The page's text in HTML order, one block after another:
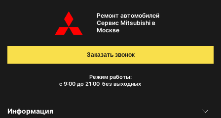
Ремонт автомобилей
Сервис Mitsubishi в
Москве
Режим работы:
с 9:00 до 21:00 без выходных
Заказать звонок
Информация